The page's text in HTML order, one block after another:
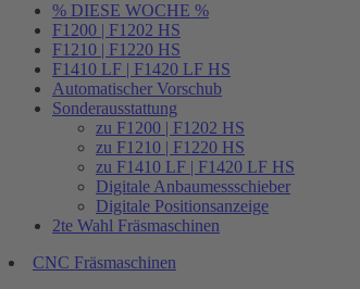
% DIESE WOCHE %
F1200 | F1202 HS
F1210 | F1220 HS
F1410 LF | F1420 LF HS
Automatischer Vorschub
Sonderausstattung
zu F1200 | F1202 HS
zu F1210 | F1220 HS
zu F1410 LF | F1420 LF HS
Digitale Anbaumessschieber
Digitale Positionsanzeige
2te Wahl Fräsmaschinen
CNC Fräsmaschinen